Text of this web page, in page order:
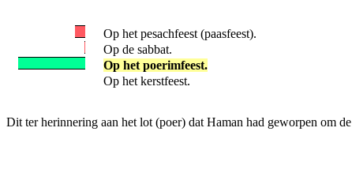
Op het pesachfeest (paasfeest).
Op de sabbat.
Op het poerimfeest.
Op het kerstfeest.
Dit ter herinnering aan het lot (poer) dat Haman had geworpen om